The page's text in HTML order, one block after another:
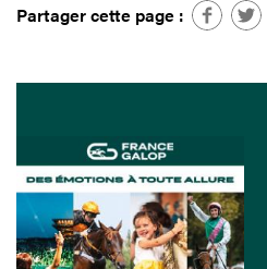
Partager cette page :